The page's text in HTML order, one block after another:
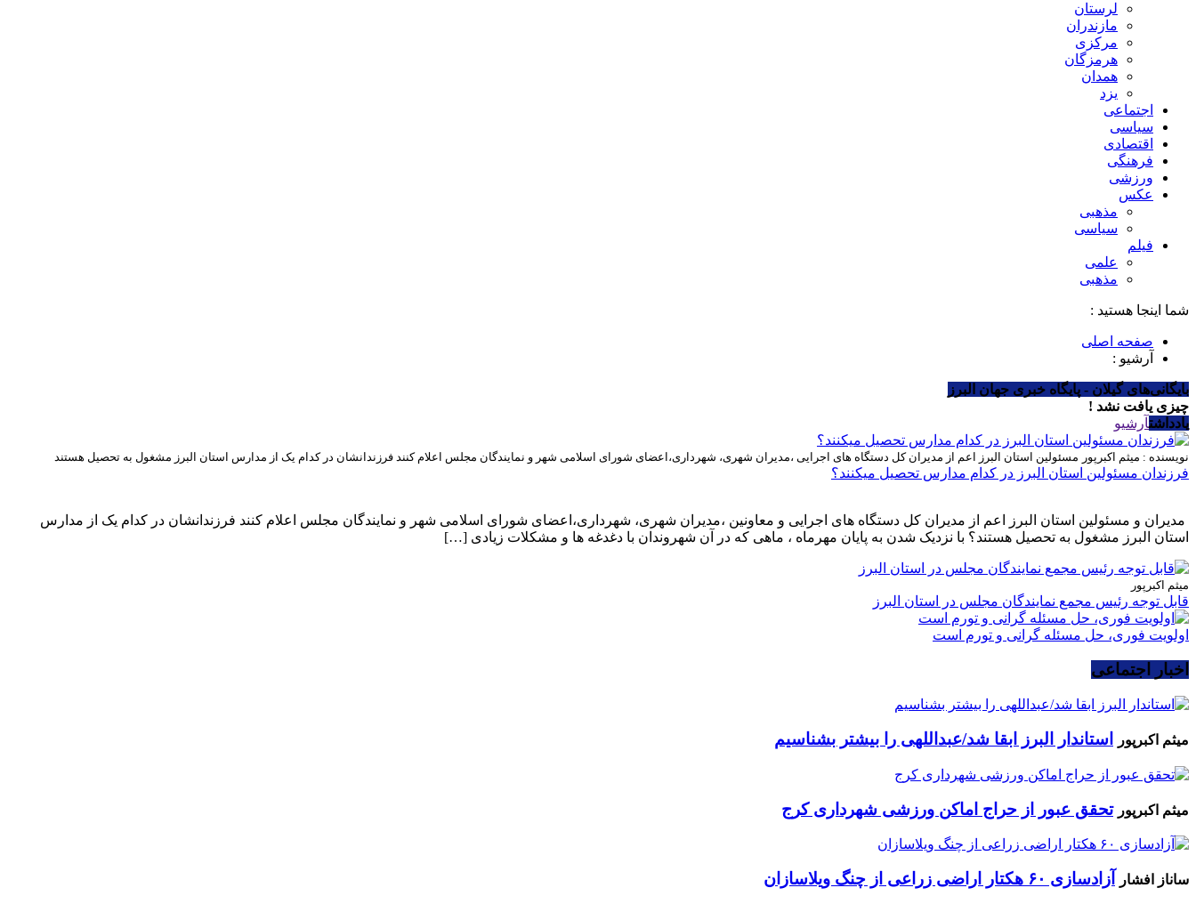
لرستان
مازندران
مرکزی
هرمزگان
همدان
یزد
اجتماعی
سیاسی
اقتصادی
فرهنگی
ورزشی
عکس
مذهبی
سیاسی
فیلم
علمی
مذهبی
شما اینجا هستید :
صفحه اصلی
آرشیو :
بایگانی‌های گیلان - پایگاه خبری جهان البرز
چیزی یافت نشد !
یادداشتآرشیو
نویسنده : میثم اکبرپور مسئولین استان البرز اعم از مدیران کل دستگاه های اجرایی ،مدیران شهری، شهرداری،اعضای شورای اسلامی شهر و نمایندگان مجلس اعلام کنند فرزندانشان در کدام یک از مدارس استان البرز مشغول به تحصیل هستند
فرزندان مسئولین استان البرز در کدام مدارس تحصیل میکنند؟
مدیران و مسئولین استان البرز اعم از مدیران کل دستگاه های اجرایی و معاونین ،مدیران شهری، شهرداری،اعضای شورای اسلامی شهر و نمایندگان مجلس اعلام کنند فرزندانشان در کدام یک از مدارس
استان البرز مشغول به تحصیل هستند؟ با نزدیک شدن به پایان مهرماه ، ماهی که در آن شهروندان با دغدغه ها و مشکلات زیادی […]
میثم اکبرپور
قابل توجه رئیس مجمع نمایندگان مجلس در استان البرز
اولویت فوری، حل مسئله گرانی و تورم است
اخبار اجتماعی
میثم اکبرپور استاندار البرز ابقا شد/عبداللهی را بیشتر بشناسیم
میثم اکبرپور تحقق عبور از حراج اماکن ورزشی شهرداری کرج
ساناز افشار
آزادسازی ۶۰ هکتار اراضی زراعی از چنگ ویلاسازان